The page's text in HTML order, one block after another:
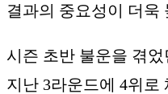
결과의 중요성이 더욱
시즌 초반 불운을 겪
지난 3라운드에 4위로